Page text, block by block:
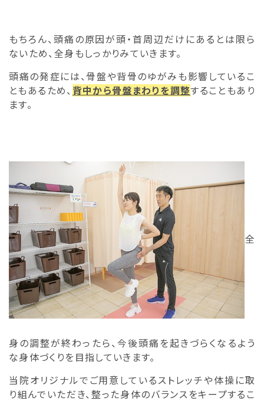
もちろん、頭痛の原因が頭・首周辺だけにあるとは限ら
ないため、全身もしっかりみていきます。
頭痛の発症には、骨盤や背骨のゆがみも影響しているこ
ともあるため、 背中から骨盤まわりを調整することもあり
ます。
全
身の調整が終わったら、今後頭痛を起きづらくなるよう
な身体づくりを目指していきます。
当院オリジナルでご用意しているストレッチや体操に取
り組んでいただき、整った身体のバランスをキープするこ